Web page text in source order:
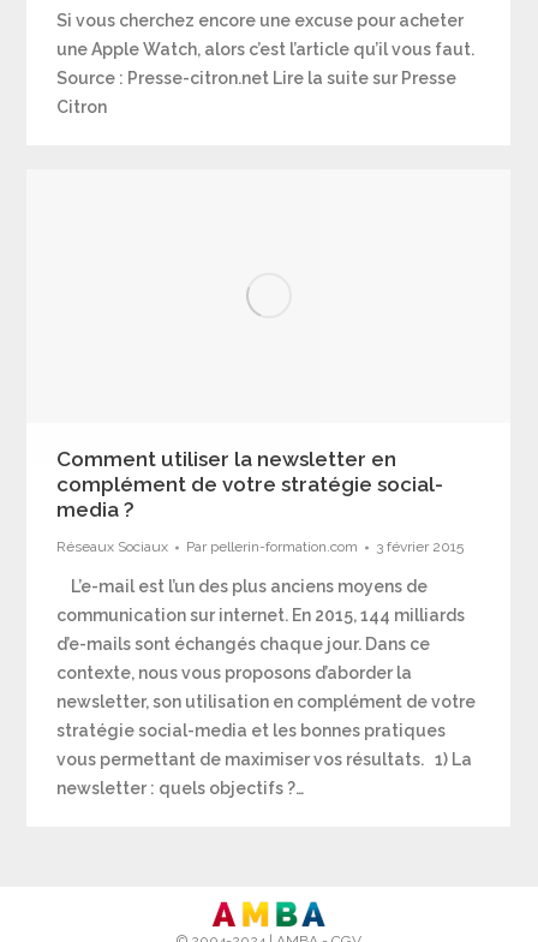
Si vous cherchez encore une excuse pour acheter
une Apple Watch, alors c’est l’article qu’il vous faut.
Source : Presse-citron.net Lire la suite sur Presse
Citron
Comment utiliser la newsletter en
complément de votre stratégie social-
media ?
Réseaux Sociaux Par pellerin-formation.com 3 février 2015
L’e-mail est l’un des plus anciens moyens de
communication sur internet. En 2015, 144 milliards
d’e-mails sont échangés chaque jour. Dans ce
contexte, nous vous proposons d’aborder la
newsletter, son utilisation en complément de votre
stratégie social-media et les bonnes pratiques
vous permettant de maximiser vos résultats. 1) La
newsletter : quels objectifs ?…